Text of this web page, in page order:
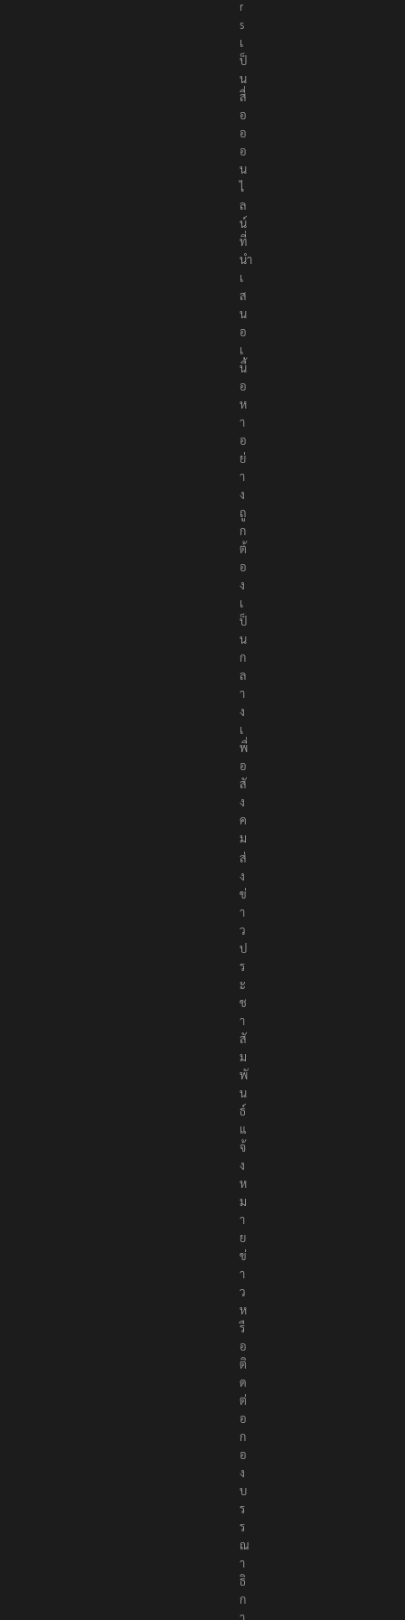
e
r
s
เ
ป็
น
สื่
อ
อ
อ
น
ไ
ล
น์
ที่
นำ
เ
ส
น
อ
เ
นื้
อ
ห
า
อ
ย่
า
ง
ถู
ก
ต้
อ
ง
เ
ป็
น
ก
ล
า
ง
เ
พื่
อ
สั
ง
ค
ม
ส่
ง
ข่
า
ว
ป
ร
ะ
ช
า
สั
ม
พั
น
ธ์
แ
จ้
ง
ห
ม
า
ย
ข่
า
ว
ห
รื
อ
ติ
ด
ต่
อ
ก
อ
ง
บ
ร
ร
ณ
า
ธิ